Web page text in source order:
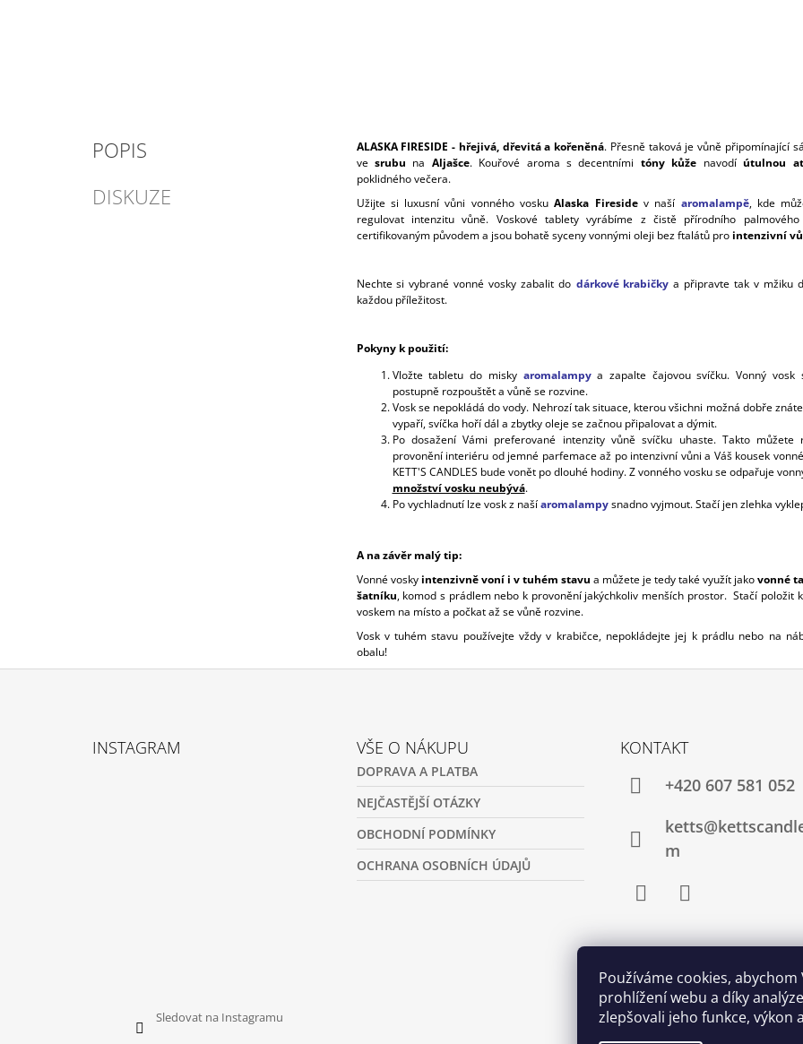
Používáme cookies,
prohlížení webu a díky
zlepšovali jeho funkce, výkon
POPIS
DISKUZE
ALASKA FIRESIDE - hřejivá, dřevitá a kořeněná. Přesně taková je vůně připomínající
ve srubu na Aljašce. Kouřové aroma s decentními tóny kůže navodíútulnou
poklidného večera.
Užijte si luxusní vůni vonného voskuAlaska Firesidev naší aromalampě, kde
regulovat intenzitu vůně. Voskové tablety vyrábíme z čistě přírodního
certifikovaným původem a jsou bohatě syceny vonnými oleji bez ftalátů pro intenzivní
Nechte si vybrané vonné vosky zabalit do dárkové krabičky a připravte tak v mžiku
každou příležitost.
Pokyny k použití:
Vložte tabletu do misky aromalampya zapalte čajovou svíčku. Vonný vosk
postupně rozpouštět a vůně se rozvine.
Vosk se nepokládá do vody. Nehrozí tak situace, kterou všichni možná dobře
vypaří, svíčka hoří dál a zbytky oleje se začnou připalovat a dýmit.
Po dosažení Vámi preferované intenzity vůně svíčku uhaste. Takto můžete
provonění interiéru od jemné parfemace až po intenzivní vůni a Váš kousek
KETT'S CANDLES bude vonět po dlouhé hodiny. Z vonného vosku se odpařuje
množství vosku neubývá.
Po vychladnutí lze vosk z našíaromalampysnadno vyjmout. Stačí jen zlehka
A na závěr malý tip:
Vonné voskyintenzivně voní i v tuhém stavu a můžete je tedy také využít jakovonné
šatníku, komod s prádlem nebo k provonění jakýchkoliv menších prostor. Stačí položit
voskem na místo a počkat až se vůně rozvine.
Vosk v tuhém stavu používejte vždy v krabičce, nepokládejte jej k prádlu nebo na
obalu!
INSTAGRAM
Sledovat na Instagramu
VŠE O NÁKUPU
DOPRAVA A PLATBA
NEJČASTĚJŠÍ OTÁZKY
OBCHODNÍ PODMÍNKY
OCHRANA OSOBNÍCH ÚDAJŮ
KONTAKT
+420 607 581 052
m